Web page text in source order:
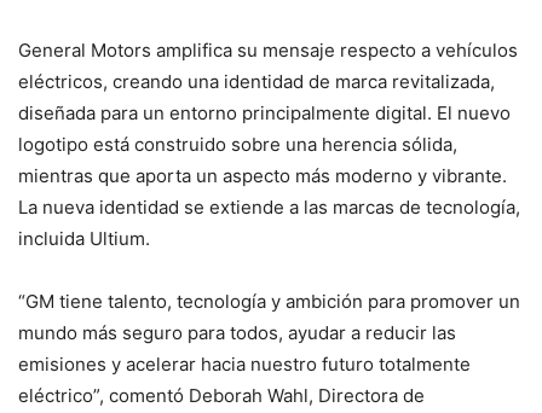
General Motors amplifica su mensaje respecto a vehículos
eléctricos, creando una identidad de marca revitalizada,
diseñada para un entorno principalmente digital. El nuevo
logotipo está construido sobre una herencia sólida,
mientras que aporta un aspecto más moderno y vibrante.
La nueva identidad se extiende a las marcas de tecnología,
incluida Ultium.
“GM tiene talento, tecnología y ambición para promover un
mundo más seguro para todos, ayudar a reducir las
emisiones y acelerar hacia nuestro futuro totalmente
eléctrico”, comentó Deborah Wahl, Directora de